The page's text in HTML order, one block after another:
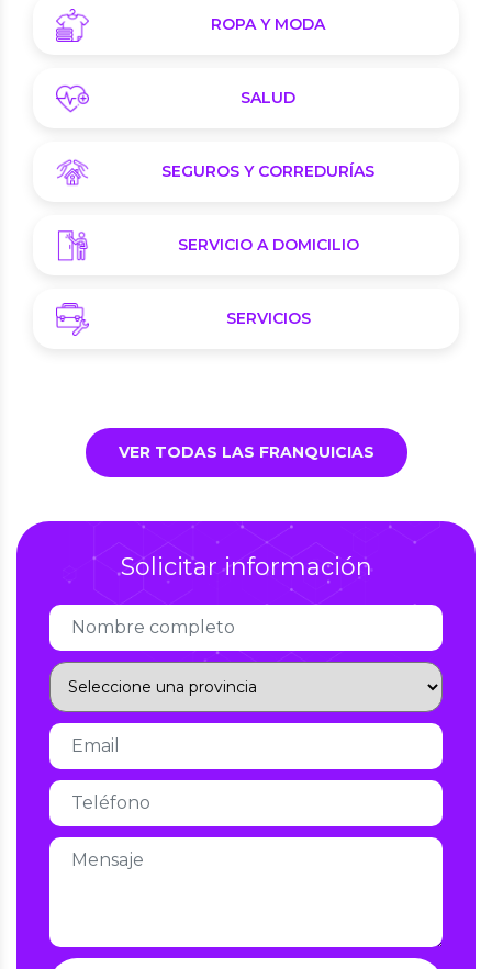
ROPA Y MODA
SALUD
SEGUROS Y CORREDURÍAS
SERVICIO A DOMICILIO
SERVICIOS
VER TODAS LAS FRANQUICIAS
Solicitar información